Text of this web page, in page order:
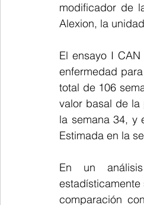
modificador de
Alexion, la
El ensayo I
enfermedad
total de 106
valor basal de la
la semana 34, y
Estimada en la
En un
comparación